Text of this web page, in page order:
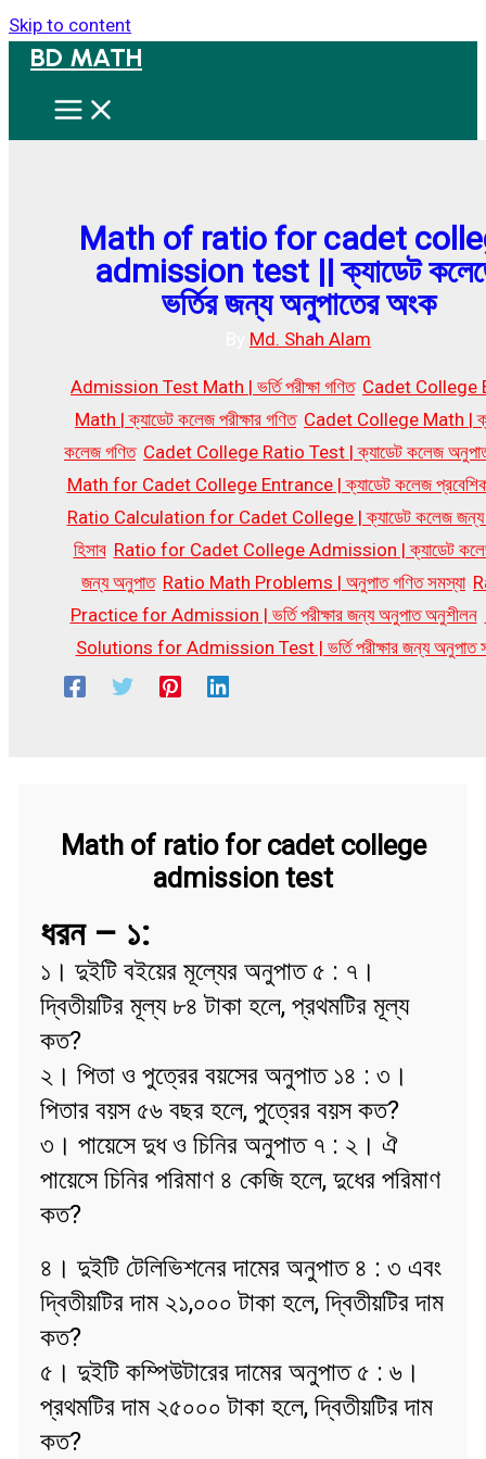
Skip to content
BD MATH
Math of ratio for cadet
admission test || ক্যাডেট
ভর্তির জন্য অনুপাতের অংক
Md. Shah Alam
Admission Test Math | ভর্তি পরীক্ষা গণিত, Cadet College
Math | ক্যাডেট কলেজ পরীক্ষার গণিত, Cadet College Math |
কলেজ গণিত, Cadet College Ratio Test | ক্যাডেট কলেজ অনুপাত
Math for Cadet College Entrance | ক্যাডেট কলেজ
Ratio Calculation for Cadet College | ক্যাডেট কলেজ জন্য
হিসাব, Ratio for Cadet College Admission | ক্যাডেট কলেজ
জন্য অনুপাত, Ratio Math Problems | অনুপাত গণিত সমস্যা,
Practice for Admission | ভর্তি পরীক্ষার জন্য অনুপাত অনুশীলন,
Solutions for Admission Test | ভর্তি পরীক্ষার জন্য অনুপাত
Math of ratio for cadet college
admission test
ধরন – ১:
১। দুইটি বইয়ের মূল্যের অনুপাত ৫ : ৭।
দ্বিতীয়টির মূল্য ৮৪ টাকা হলে, প্রথমটির মূল্য
কত?
২। পিতা ও পুত্রের বয়সের অনুপাত ১৪ : ৩।
পিতার বয়স ৫৬ বছর হলে, পুত্রের বয়স কত?
৩। পায়েসে দুধ ও চিনির অনুপাত ৭ : ২। ঐ
পায়েসে চিনির পরিমাণ ৪ কেজি হলে, দুধের পরিমাণ
কত?
৪। দুইটি টেলিভিশনের দামের অনুপাত ৪ : ৩ এবং
দ্বিতীয়টির দাম ২১,০০০ টাকা হলে, দ্বিতীয়টির দাম
কত?
৫। দুইটি কম্পিউটারের দামের অনুপাত ৫ : ৬।
প্রথমটির দাম ২৫০০০ টাকা হলে, দ্বিতীয়টির দাম
কত?